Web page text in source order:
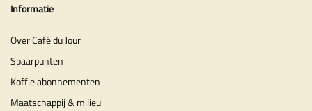
Informatie
Over Café du Jour
Spaarpunten
Koffie abonnementen
Maatschappij & milieu